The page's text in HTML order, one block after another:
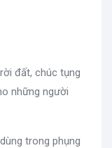
đất, chúc tụng
những người
trong phụng